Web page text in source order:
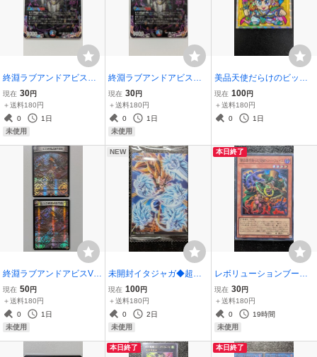
終淵ラブアンドアビス◆
アビスラブ＝ジャシン帝
②NEOクリーチャーDM2
5RP4OR1アビスロイヤル
◆オーバーレア デュエル
現在 30円
＋送料180円
0
1日
未使用
終淵ラブアンドアビス◆
アビスラブ＝ジャシン帝N
EOクリーチャーDM25RP
4OR1アビスロイヤル◆オ
ーバーレア デュエルマス
現在 30円
＋送料180円
0
1日
未使用
美品天使だらけのビック
リマン◆スサノオロ士総
選挙15位復刻◆ロッテLO
TTE悪魔VS天使シールヘ
現在 100円
＋送料180円
0
1日
終淵ラブアンドアビスVR
2枚セット◆LOVE＆ABY
SSラブ・アンド・アビス
DM25RP4呪文◆デュエル
マスターズ デュエマ王道
現在 50円
＋送料180円
0
1日
未使用
NEW
未開封イタジャガ◆超サ
イヤ人3ゴテンクスDR9-0
4ドッカンレア◆ドラゴン
ボールZGTスーパーDRA
GONBALL鳥山明バンダイ
現在 100円
＋送料180円
0
2日
未使用
本日終了
レボリューションブース
ター◆闇の眼を持つ幻想
師ノーフェイスRV01-JP0
04◆ダークアイズイリュ
ージョニスト遊戯王トゥ
現在 30円
＋送料180円
0
19時間
未使用
本日終了 本日終了